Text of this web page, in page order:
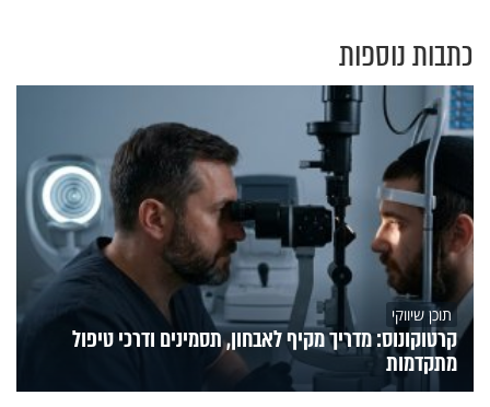
כתבות נוספות
תוכן שיווקי
קרטוקונוס: מדריך מקיף לאבחון, תסמינים ודרכי טיפול
מתקדמות